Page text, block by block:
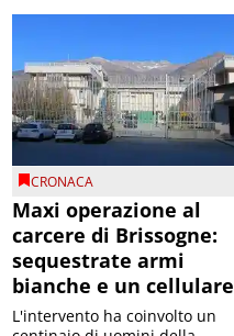
CRONACA
Maxi operazione al
carcere di Brissogne:
sequestrate armi
bianche e un cellulare
L'intervento ha coinvolto un